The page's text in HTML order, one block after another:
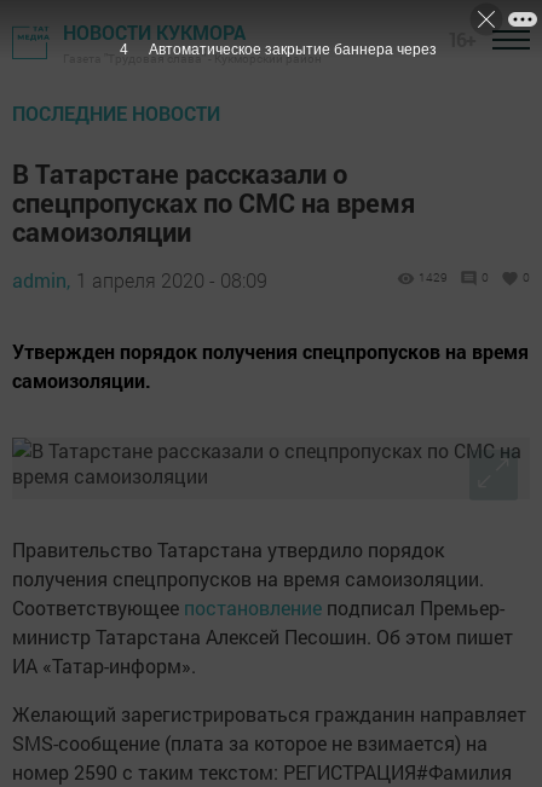
НОВОСТИ КУКМОРА
Газета "Трудовая слава" - Кукморский район
ПОСЛЕДНИЕ НОВОСТИ
В Татарстане рассказали о
спецпропусках по СМС на время
самоизоляции
admin, 1 апреля 2020 - 08:09 1429 0 0
Утвержден порядок получения спецпропусков на время
самоизоляции.
Правительство Татарстана утвердило порядок
получения спецпропусков на время самоизоляции.
Соответствующее постановление подписал Премьер-
министр Татарстана Алексей Песошин. Об этом пишет
ИА «Татар-информ».
Желающий зарегистрироваться гражданин направляет
SMS-сообщение (плата за которое не взимается) на
номер 2590 с таким текстом: РЕГИСТРАЦИЯ#Фамилия
3 Автоматическое закрытие баннера через